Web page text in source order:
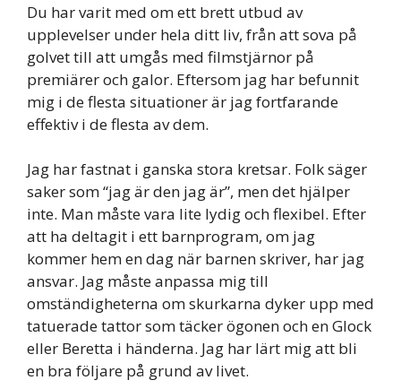
Du har varit med om ett brett utbud av
upplevelser under hela ditt liv, från att sova på
golvet till att umgås med filmstjärnor på
premiärer och galor. Eftersom jag har befunnit
mig i de flesta situationer är jag fortfarande
effektiv i de flesta av dem.
Jag har fastnat i ganska stora kretsar. Folk säger
saker som “jag är den jag är”, men det hjälper
inte. Man måste vara lite lydig och flexibel. Efter
att ha deltagit i ett barnprogram, om jag
kommer hem en dag när barnen skriver, har jag
ansvar. Jag måste anpassa mig till
omständigheterna om skurkarna dyker upp med
tatuerade tattor som täcker ögonen och en Glock
eller Beretta i händerna. Jag har lärt mig att bli
en bra följare på grund av livet.